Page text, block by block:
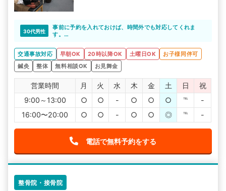
30代男性
事前に予約を入れておけば、時間外でも対応してくれま
す。
交通事故対応
早朝OK 20時以降OK 土曜日OK
お子様同伴可
鍼灸
整体 無料相談OK お見舞金
営業時間 月 火 水 木 金 土 日
祝
9:00～13:00
○ ○ - ○ ○ ○ ℡
-
16:00〜20:00
○ ○ - ○ ○ ◎ ℡ -
電話で無料予約をする
整骨院・接骨院